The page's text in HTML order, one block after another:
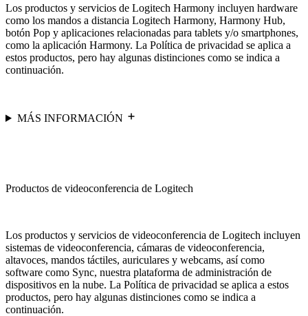
Los productos y servicios de Logitech Harmony incluyen hardware
como los mandos a distancia Logitech Harmony, Harmony Hub,
botón Pop y aplicaciones relacionadas para tablets y/o smartphones,
como la aplicación Harmony. La Política de privacidad se aplica a
estos productos, pero hay algunas distinciones como se indica a
continuación.
MÁS INFORMACIÓN
Productos de videoconferencia de Logitech
Los productos y servicios de videoconferencia de Logitech incluyen
sistemas de videoconferencia, cámaras de videoconferencia,
altavoces, mandos táctiles, auriculares y webcams, así como
software como Sync, nuestra plataforma de administración de
dispositivos en la nube. La Política de privacidad se aplica a estos
productos, pero hay algunas distinciones como se indica a
continuación.